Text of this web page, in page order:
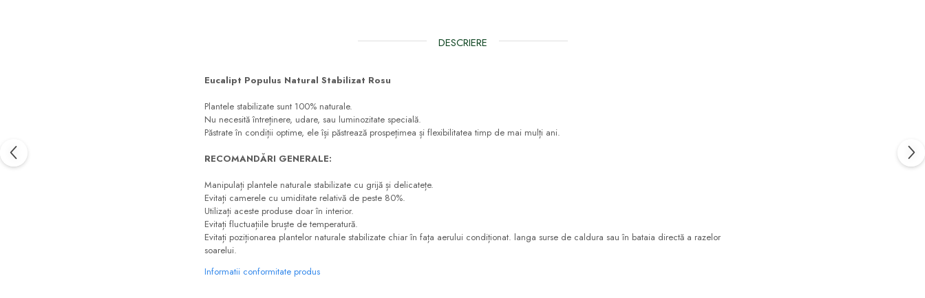
DESCRIERE
Eucalipt Populus Natural Stabilizat Rosu
Plantele stabilizate sunt 100% naturale.
Nu necesită întreținere, udare, sau luminozitate specială.
Păstrate în condiții optime, ele își păstrează prospețimea și flexibilitatea timp de mai mulți ani.
RECOMANDĂRI GENERALE:
Manipulați plantele naturale stabilizate cu grijă și delicatețe.
Evitați camerele cu umiditate relativă de peste 80%.
Utilizați aceste produse doar în interior.
Evitați fluctuațiile bruște de temperatură.
Evitați poziționarea plantelor naturale stabilizate chiar în fața aerului condiționat. langa surse de caldura sau în bataia directă a razelor
soarelui.
Informatii conformitate produs